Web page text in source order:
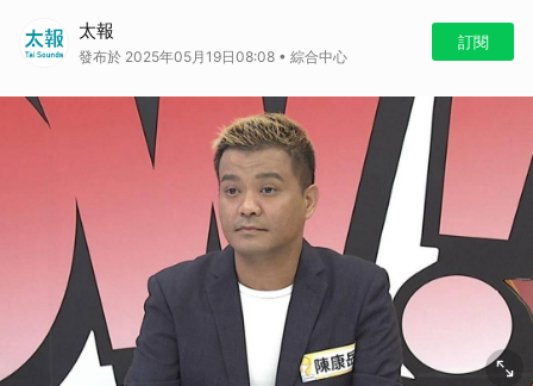
太報
發布於 2025年05月19日08:08 • 綜合中心
訂閱